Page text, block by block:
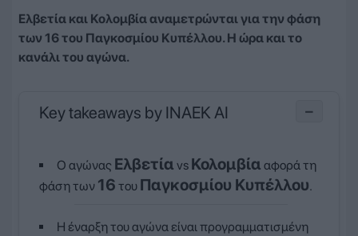
Ελβετία και Κολομβία αναμετρώνται για την φάση
των 16 του Παγκοσμίου Κυπέλλου. Η ώρα και το
κανάλι του αγώνα.
Key takeaways by INAEK AI −
Ο αγώνας Ελβετία vs Κολομβία αφορά τη
φάση των 16 του Παγκοσμίου Κυπέλλου.
Η έναρξη του αγώνα είναι προγραμματισμένη